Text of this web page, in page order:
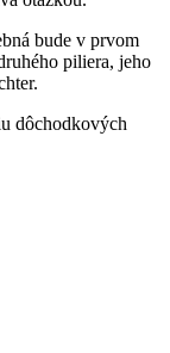
bude v prvom
piliera, jeho
dôchodkových